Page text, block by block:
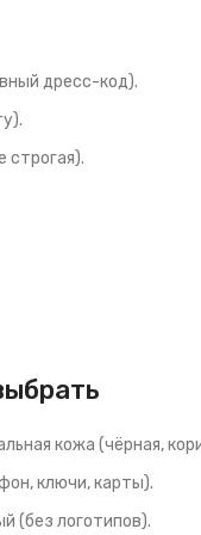
дресс-код).
строгая).
кожа (чёрная,
ключи, карты).
(без логотипов).